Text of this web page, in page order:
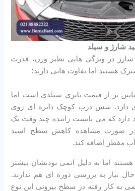
شارژ و سیلد
در ویژگی هایی نظیر وزن، قدرت
هستند اما تفاوت هایی دارند؛
تر از قیمت باتری سیلدی است اما
دارد. شش درب کوچک دایره ای روی
دارد که می بایست راننده چند وقت یک
و در صورت مشاهده کاهش سطح اسید
آب مقطر اضافه کند.
اما به دلیل اتمی بودنشان بیشتر
نیاز به بررسی دوره ای هم ندارند.
به کار رفته در سطح بیرونی این نوع